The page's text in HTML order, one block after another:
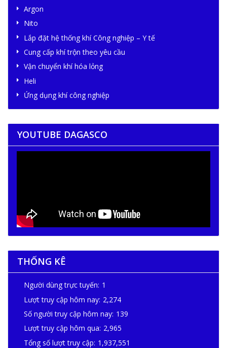
Argon
Nito
Lắp đặt hệ thống khí Công nghiệp – Y tế
Cung cấp khí trộn theo yêu cầu
Vận chuyển khí hóa lỏng
Heli
Ứng dụng khí công nghiệp
YOUTUBE DAGASCO
THỐNG KÊ
Người dùng trực tuyến: 1
Lượt truy cập hôm nay: 2,274
Số người truy cập hôm nay: 139
Lượt truy cập hôm qua: 2,965
Tổng số lượt truy cập: 1,937,551